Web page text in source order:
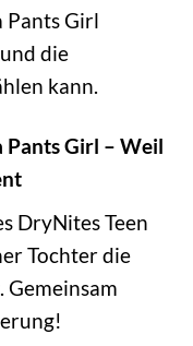
Pants Girl
die
kann.
Pants Girl – Weil
DryNites Teen
Tochter die